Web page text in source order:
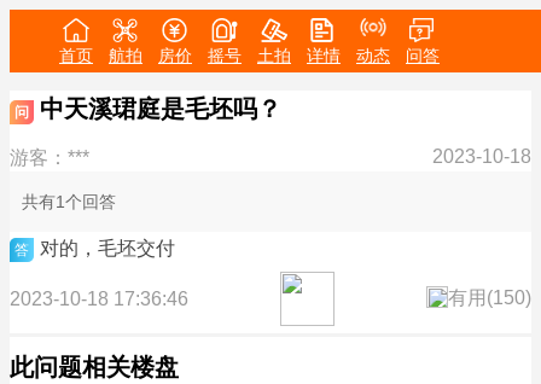
首页 航拍 房价 摇号 土拍 详情 动态 问答
问 中天溪珺庭是毛坯吗？
游客：*** 2023-10-18
共有1个回答
答 对的，毛坯交付
2023-10-18 17:36:46 有用(150)
此问题相关楼盘